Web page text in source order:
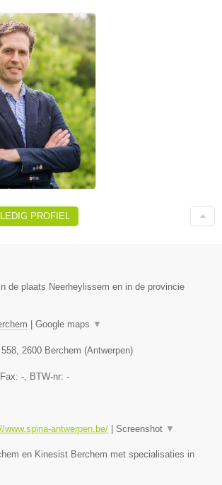
PROFIEL
de plaats Neerheylissem en in de provincie
Google maps ▼
2600 Berchem (Antwerpen)
, Fax: - , BTW-nr: -
www.spina-antwerpen.be/ Screenshot ▼
en Kinesist Berchem met specialisaties in